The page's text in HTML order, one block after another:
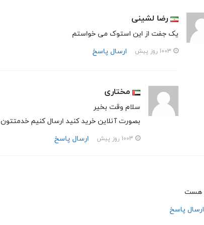
رضا لشینی
یک جفت از این استوک می خواستم
ارسال پاسخ
مختاری
سلام وقت بخیر
بصورت آنلاین خرید کنید ارسال کنیم خدمتتون
ارسال پاسخ
ارسال پاسخ